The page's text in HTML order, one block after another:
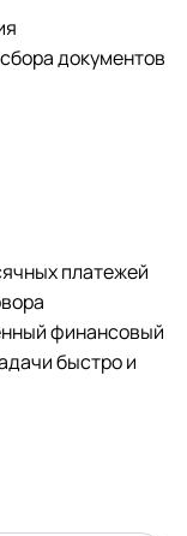
документов
платежей
финансовый
быстро и